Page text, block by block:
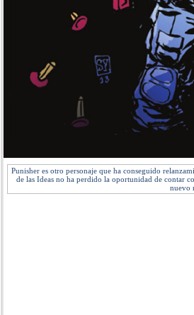
Punisher es otro personaje que ha conseguido
de las Ideas no ha perdido la oportunidad de contar
nuevo